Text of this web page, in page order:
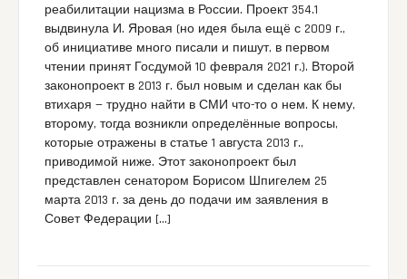
реабилитации нацизма в России. Проект 354.1
выдвинула И. Яровая (но идея была ещё с 2009 г.,
об инициативе много писали и пишут, в первом
чтении принят Госдумой 10 февраля 2021 г.). Второй
законопроект в 2013 г. был новым и сделан как бы
втихаря — трудно найти в СМИ что-то о нем. К нему,
второму, тогда возникли определённые вопросы,
которые отражены в статье 1 августа 2013 г.,
приводимой ниже. Этот законопроект был
представлен сенатором Борисом Шпигелем 25
марта 2013 г. за день до подачи им заявления в
Совет Федерации […]